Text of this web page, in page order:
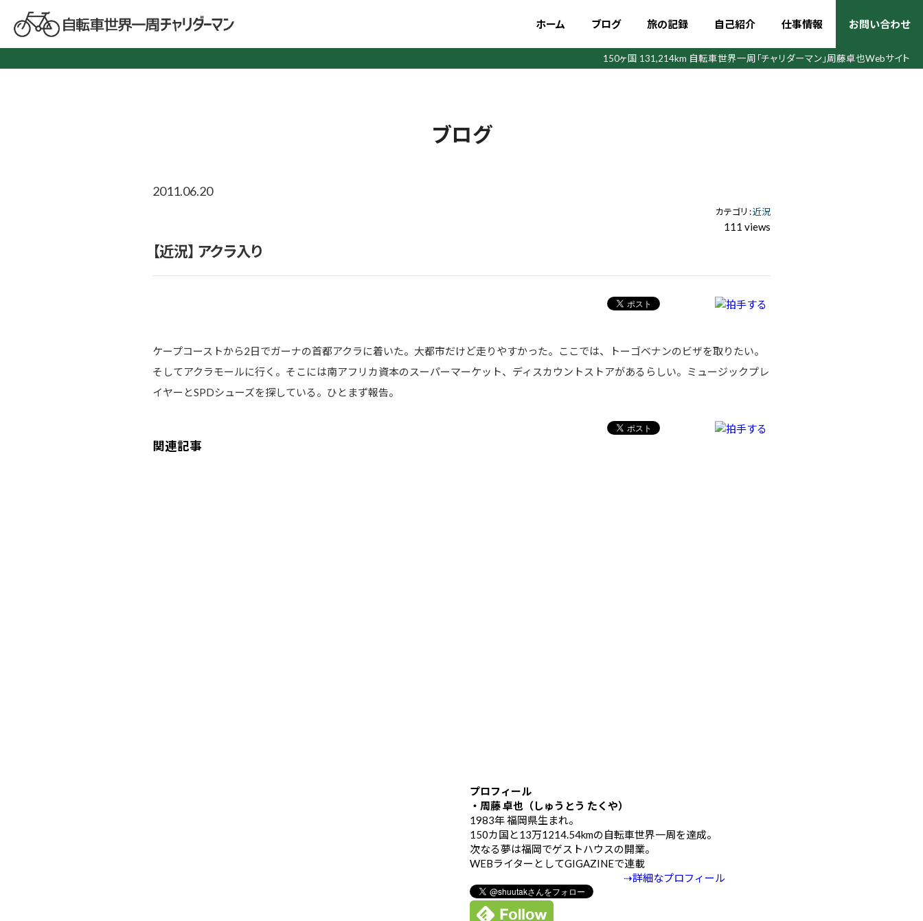
ホーム ブログ 旅の記録 自己紹介 仕事情報 お問い合わせ
150ヶ国 131,214km 自転車世界一周 「チャリダーマン」周藤卓也Webサイト
ブログ
2011.06.20
カテゴリ :近況
111 views
【近況】 アクラ入り
ケープコーストから2日でガーナの首都アクラに着いた。大都市だけど走りやすかった。ここでは、トーゴベナンのビザを取りたい。
そしてアクラモールに行く。そこには南アフリカ資本のスーパーマーケット、ディスカウントストアがあるらしい。ミュージックプレ
イヤーとSPDシューズを探している。ひとまず報告。
関連記事
プロフィール
・周藤 卓也（しゅうとう たくや）
1983年 福岡県生まれ。
150カ国と13万1214.54kmの自転車世界一周を達成。
次なる夢は福岡でゲストハウスの開業。
WEBライターとしてGIGAZINEで連載
⇢詳細なプロフィール